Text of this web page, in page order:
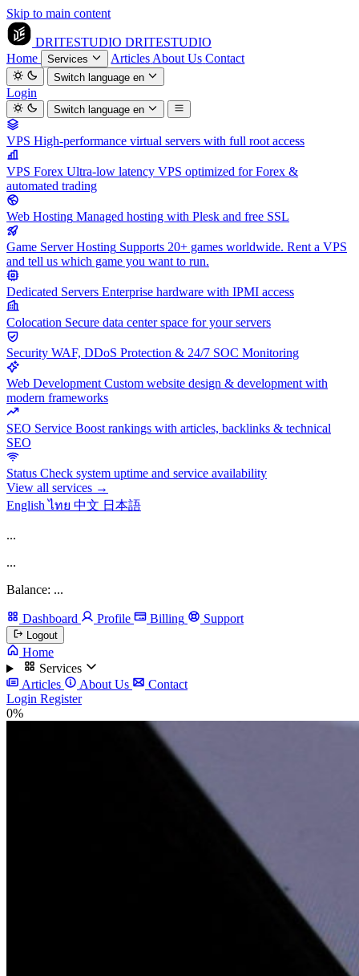
Skip to main content
DRITESTUDIO DRITESTUDIO
Home
Services Articles About Us Contact
Switch languageen
Login
Switch languageen
VPS High-performance virtual servers with full root access
VPS Forex Ultra-low latency VPS optimized for Forex &
automated trading
Web Hosting Managed hosting with Plesk and free SSL
Game Server Hosting Supports 20+ games worldwide. Rent a VPS
and tell us which game you want to run.
Dedicated Servers Enterprise hardware with IPMI access
Colocation Secure data center space for your servers
Security WAF, DDoS Protection & 24/7 SOC Monitoring
Web Development Custom website design & development with
modern frameworks
SEO Service Boost rankings with articles, backlinks & technical
SEO
Status Check system uptime and service availability
View all services →
Englishไทย 中文 日本語
...
...
Balance: ...
Dashboard Profile Billing Support
Logout
Home
Services
Articles
About Us
Contact
Login Register
0%